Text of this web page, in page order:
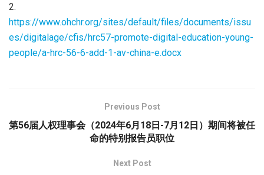
2.
https://www.ohchr.org/sites/default/files/documents/issu
es/digitalage/cfis/hrc57-promote-digital-education-young-
people/a-hrc-56-6-add-1-av-china-e.docx
Previous Post
第56届人权理事会（2024年6月18日-7月12日）期间将被任
命的特别报告员职位
Next Post